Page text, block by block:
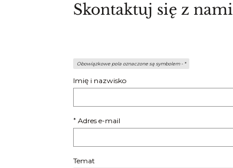
Skontaktuj się z nami
Obowiązkowe pola oznaczone są symbolem - *
Imię i nazwisko
* Adres e-mail
Temat